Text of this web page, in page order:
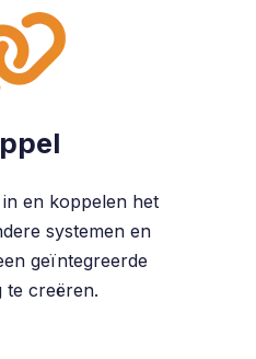
en koppelen het
systemen en
geïntegreerde
te creëren.